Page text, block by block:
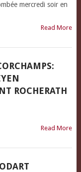
mercredi soir en
Read More
ROCHERATH
Read More